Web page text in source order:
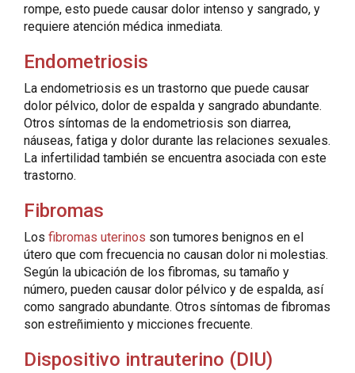
rompe, esto puede causar dolor intenso y sangrado, y
requiere atención médica inmediata.
Endometriosis
La endometriosis es un trastorno que puede causar
dolor pélvico, dolor de espalda y sangrado abundante.
Otros síntomas de la endometriosis son diarrea,
náuseas, fatiga y dolor durante las relaciones sexuales.
La infertilidad también se encuentra asociada con este
trastorno.
Fibromas
Losfibromas uterinos son tumores benignos en el
útero que com frecuencia no causan dolor ni molestias.
Según la ubicación de los fibromas, su tamaño y
número, pueden causar dolor pélvico y de espalda, así
como sangrado abundante. Otros síntomas de fibromas
son estreñimiento y micciones frecuente.
Dispositivo intrauterino (DIU)